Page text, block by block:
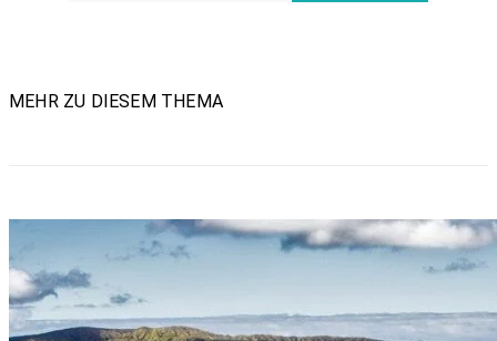
MEHR ZU DIESEM THEMA